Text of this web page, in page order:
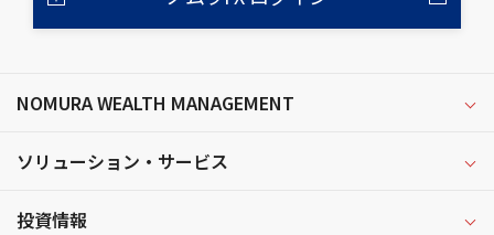
NOMURA WEALTH MANAGEMENT
ソリューション・サービス
投資情報